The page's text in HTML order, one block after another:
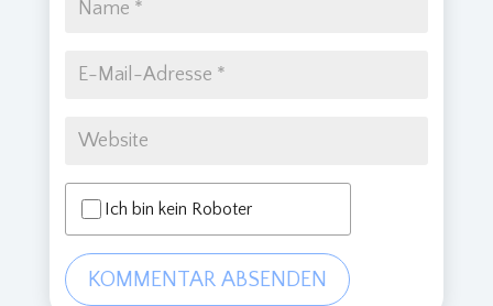
Ich bin kein Roboter
KOMMENTAR ABSENDEN